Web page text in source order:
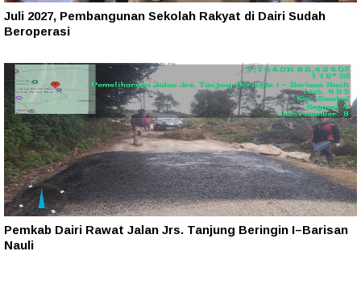
Juli 2027, Pembangunan Sekolah Rakyat di Dairi Sudah
Beroperasi
Pemkab Dairi Rawat Jalan Jrs. Tanjung Beringin I–Barisan
Nauli